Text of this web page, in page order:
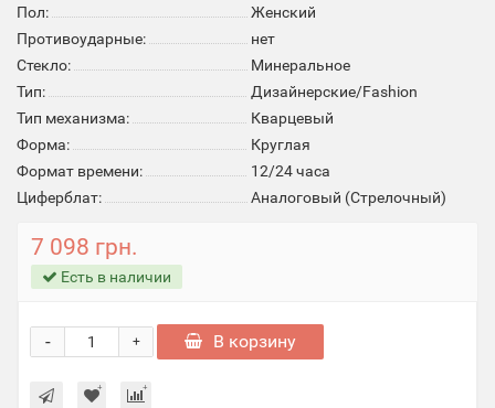
Пол:
Женский
Противоударные:
нет
Стекло:
Минеральное
Тип:
Дизайнерские/Fashion
Тип механизма:
Кварцевый
Форма:
Круглая
Формат времени:
12/24 часа
Циферблат:
Аналоговый (Стрелочный)
7 098 грн.
Есть в наличии
+
- В корзину